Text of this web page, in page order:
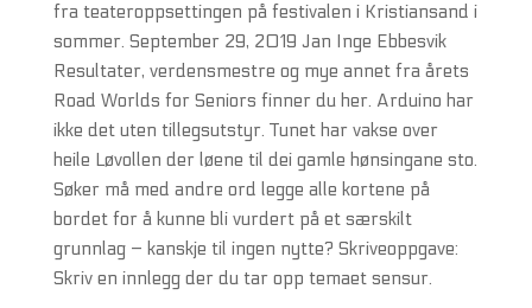
fra teateroppsettingen på festivalen i Kristiansand i
sommer. September 29, 2019 Jan Inge Ebbesvik
Resultater, verdensmestre og mye annet fra årets
Road Worlds for Seniors finner du her. Arduino har
ikke det uten tillegsutstyr. Tunet har vakse over
heile Løvollen der løene til dei gamle hønsingane sto.
Søker må med andre ord legge alle kortene på
bordet for å kunne bli vurdert på et særskilt
grunnlag – kanskje til ingen nytte? Skriveoppgave:
Skriv en innlegg der du tar opp temaet sensur.